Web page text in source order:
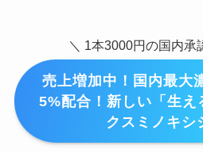
＼ 1本3000円の国内承
売上増加中！国内最大
5%配合！新しい「生え
クスミノキシ